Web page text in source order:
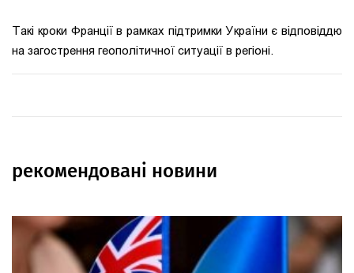
Такі кроки Франції в рамках підтримки України є відповіддю
на загострення геополітичної ситуації в регіоні.
рекомендовані новини